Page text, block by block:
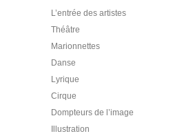
L’entrée des artistes
Théâtre
Marionnettes
Danse
Lyrique
Cirque
Dompteurs de l’image
Illustration